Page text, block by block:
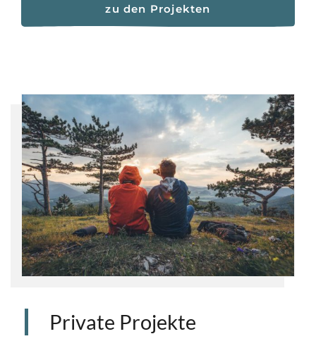
zu den Projekten
Private Projekte